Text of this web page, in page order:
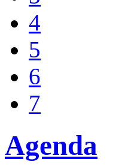
4
5
6
7
Agenda